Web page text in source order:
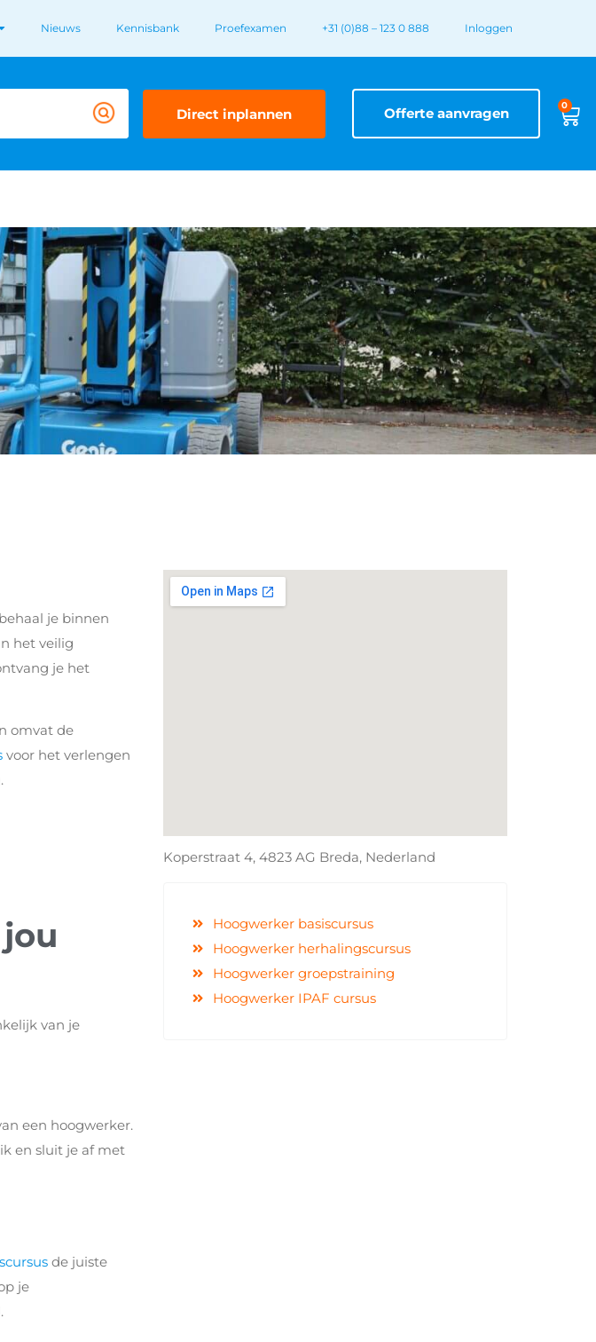
Nieuws Kennisbank Proefexamen +31 (0)88 – 123 0 888 Inloggen
Direct inplannen Offerte aanvragen 0
je binnen
het veilig
je het
omvat de
voor het verlengen
van je
een hoogwerker.
en sluit je af met
de juiste
je
Koperstraat 4, 4823 AG Breda, Nederland
Hoogwerker basiscursus
Hoogwerker herhalingscursus
Hoogwerker groepstraining
Hoogwerker IPAF cursus